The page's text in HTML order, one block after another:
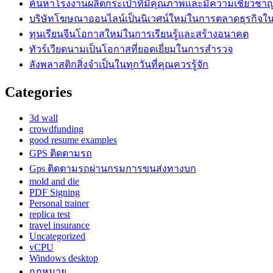
ค้นหาโรงงานผลิตกระเป๋าที่มีคุณภาพและมีความเชี่ยวชา
บริษัทโฆษณาออนไลน์เป็นนิเวศน์ใหม่ในการตลาดธุรกิจใ
ทุนเรียนจีนโอกาสใหม่ในการเรียนรู้และสร้างอนาคต
ทัวร์เวียดนามเป็นโอกาสที่ยอดเยี่ยมในการสำรวจ
ลังพลาสติกสิ่งจำเป็นในทุกวันที่คุณควรรู้จัก
Categories
3d wall
crowdfunding
good resume examples
GPS ติดตามรถ
Gps ติดตามรถผ่านกรมการขนส่งทางบก
mold and die
PDF Signing
Personal trainer
replica test
travel insurance
Uncategorized
vCPU
Windows desktop